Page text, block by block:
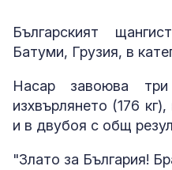
Българският
Батуми, Грузия, в
Насар завоюва
изхвърлянето (176
и в двубоя с общ
"Злато за България!